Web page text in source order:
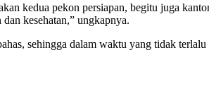
kedua pekon persiapan, begitu juga
kesehatan,” ungkapnya.
sehingga dalam waktu yang tidak